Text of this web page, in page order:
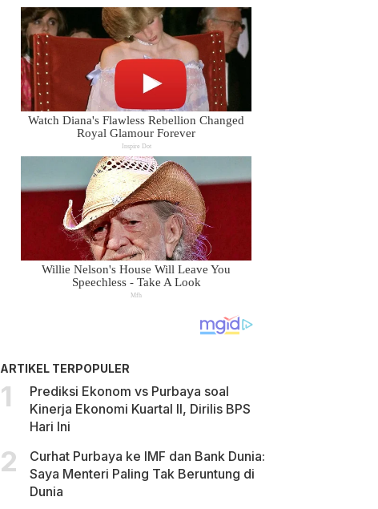
ARTIKEL TERPOPULER
Prediksi Ekonom vs Purbaya soal
Kinerja Ekonomi Kuartal II, Dirilis BPS
Hari Ini
Curhat Purbaya ke IMF dan Bank Dunia:
Saya Menteri Paling Tak Beruntung di
Dunia